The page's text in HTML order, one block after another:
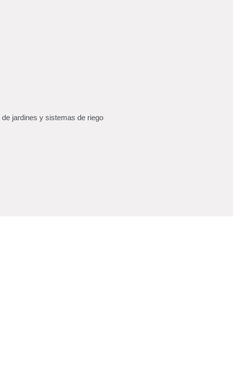
jardines y sistemas de riego